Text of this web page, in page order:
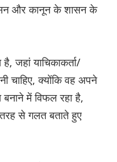
और कानून के शासन के
जहां याचिकाकर्ता/
चाहिए, क्योंकि वह अपने
में विफल रहा है,
से गलत बताते हुए